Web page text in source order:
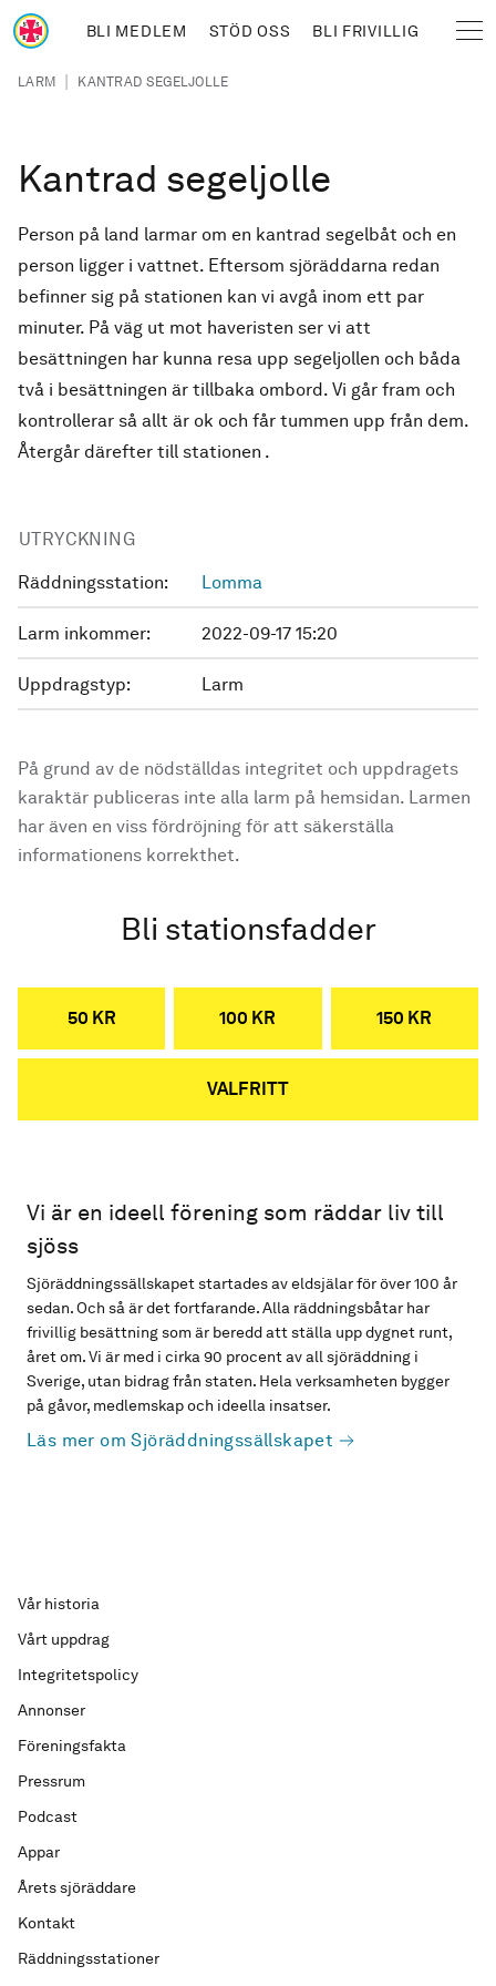
Hoppa till huvudinnehåll
BLI MEDLEM STÖD OSS BLI FRIVILLIG
Länkstig
LARM | KANTRAD SEGELJOLLE
Kantrad segeljolle
Person på land larmar om en kantrad segelbåt och en
person ligger i vattnet. Eftersom sjöräddarna redan
befinner sig på stationen kan vi avgå inom ett par
minuter. På väg ut mot haveristen ser vi att
besättningen har kunna resa upp segeljollen och båda
två i besättningen är tillbaka ombord. Vi går fram och
kontrollerar så allt är ok och får tummen upp från dem.
Återgår därefter till stationen .
UTRYCKNING
Räddningsstation: Lomma
Larm inkommer: 2022-09-17 15:20
Uppdragstyp: Larm
På grund av de nödställdas integritet och uppdragets
karaktär publiceras inte alla larm på hemsidan. Larmen
har även en viss fördröjning för att säkerställa
informationens korrekthet.
Bli stationsfadder
50 KR 100 KR 150 KR
VALFRITT
Vi är en ideell förening som räddar liv till
sjöss
Sjöräddningssällskapet startades av eldsjälar för över 100 år
sedan. Och så är det fortfarande. Alla räddningsbåtar har
frivillig besättning som är beredd att ställa upp dygnet runt,
året om. Vi är med i cirka 90 procent av all sjöräddning i
Sverige, utan bidrag från staten. Hela verksamheten bygger
på gåvor, medlemskap och ideella insatser.
Läs mer om Sjöräddningssällskapet
Vår historia
Vårt uppdrag
Integritetspolicy
Annonser
Föreningsfakta
Pressrum
Podcast
Appar
Årets sjöräddare
Kontakt
Räddningsstationer